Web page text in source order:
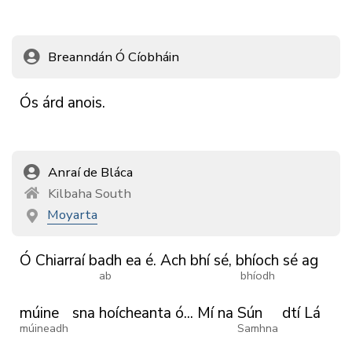
Breanndán Ó Cíobháin
Ós árd anois.
Anraí de Bláca
Kilbaha South
Moyarta
Ó Chiarraí badh
ab
ea é. Ach bhísé, bhíoch
bhíodh
sé ag
múine
múineadh
sna hoícheanta ó... Mí na Sún
Samhna
dtí Lá